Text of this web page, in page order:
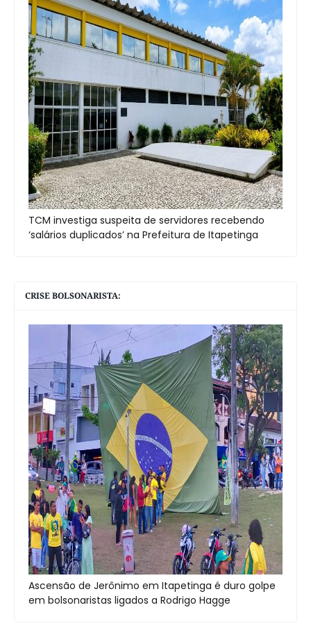
TCM investiga suspeita de servidores recebendo
‘salários duplicados’ na Prefeitura de Itapetinga
CRISE BOLSONARISTA:
Ascensão de Jerônimo em Itapetinga é duro golpe
em bolsonaristas ligados a Rodrigo Hagge